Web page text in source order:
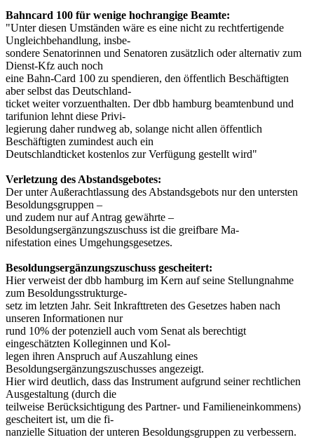
Bahncard 100 für wenige hochrangige Beamte:
"Unter diesen Umständen wäre es eine nicht zu rechtfertigende
Ungleichbehandlung, insbe-
sondere Senatorinnen und Senatoren zusätzlich oder alternativ zum
Dienst-Kfz auch noch
eine Bahn-Card 100 zu spendieren, den öffentlich Beschäftigten
aber selbst das Deutschland-
ticket weiter vorzuenthalten. Der dbb hamburg beamtenbund und
tarifunion lehnt diese Privi-
legierung daher rundweg ab, solange nicht allen öffentlich
Beschäftigten zumindest auch ein
Deutschlandticket kostenlos zur Verfügung gestellt wird"
Verletzung des Abstandsgebotes:
Der unter Außerachtlassung des Abstandsgebots nur den untersten
Besoldungsgruppen –
und zudem nur auf Antrag gewährte –
Besoldungsergänzungszuschuss ist die greifbare Ma-
nifestation eines Umgehungsgesetzes.
Besoldungsergänzungszuschuss gescheitert:
Hier verweist der dbb hamburg im Kern auf seine Stellungnahme
zum Besoldungsstrukturge-
setz im letzten Jahr. Seit Inkrafttreten des Gesetzes haben nach
unseren Informationen nur
rund 10% der potenziell auch vom Senat als berechtigt
eingeschätzten Kolleginnen und Kol-
legen ihren Anspruch auf Auszahlung eines
Besoldungsergänzungszuschusses angezeigt.
Hier wird deutlich, dass das Instrument aufgrund seiner rechtlichen
Ausgestaltung (durch die
teilweise Berücksichtigung des Partner- und Familieneinkommens)
gescheitert ist, um die fi-
nanzielle Situation der unteren Besoldungsgruppen zu verbessern.